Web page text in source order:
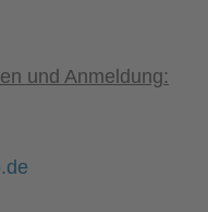
und Anmeldung: